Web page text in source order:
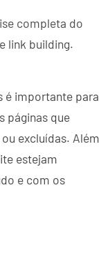
completa do
link building.
é importante para
páginas que
excluídas. Além
estejam
e com os